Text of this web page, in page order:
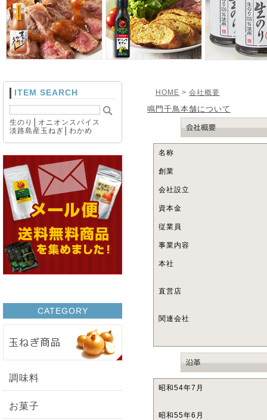
ITEM SEARCH
生のり
オニオンスパイス
淡路島産玉ねぎ
わかめ
CATEGORY
調味料
お菓子
HOME > 会社概要
鳴門千鳥本舗について
名称
創業
会社設立
資本金
従業員
事業内容
本社
直営店
関連会社
昭和54年7月
昭和55年6月